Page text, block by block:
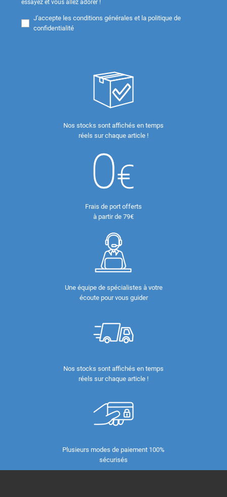
essayez et vous allez adorer !
J'accepte les conditions générales et la politique de
confidentialité
Nos stocks sont affichés en temps
réels sur chaque article !
Frais de port offerts
à partir de 79€
Une équipe de spécialistes à votre
écoute pour vous guider
Nos stocks sont affichés en temps
réels sur chaque article !
Plusieurs modes de paiement 100%
sécurisés